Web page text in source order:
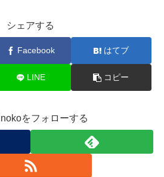
シェアする
Facebook はてブ
LINE コピー
をフォローする